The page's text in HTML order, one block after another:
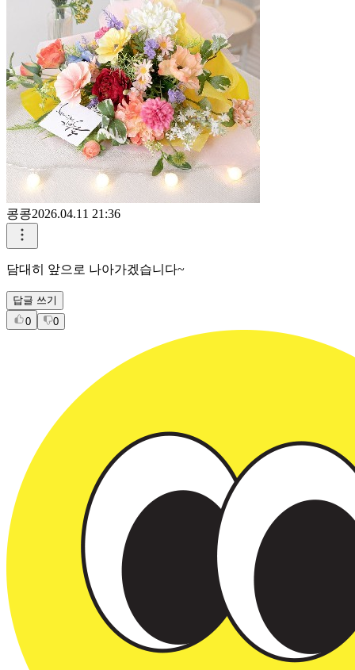
콩콩2026.04.11 21:36
담대히 앞으로 나아가겠습니다~
답글 쓰기
0
0